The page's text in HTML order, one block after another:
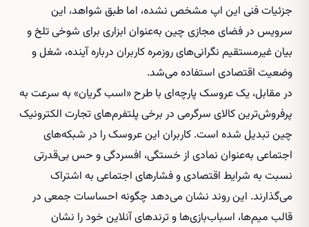
جزئیات فنی این اپ مشخص نشده، اما طبق شواهد، این
سرویس در فضای مجازی چین به‌عنوان ابزاری برای شوخی تلخ و
بیان غیرمستقیم نگرانی‌های روزمره کاربران درباره آینده، شغل و
وضعیت اقتصادی استفاده می‌شد.
در مقابل، یک عروسک پارچه‌ای با طرح «اسب گریان» به سرعت به
پرفروش‌ترین کالای سرگرمی در برخی پلتفرم‌های تجارت الکترونیک
چین تبدیل شده است. کاربران این عروسک را در شبکه‌های
اجتماعی به‌عنوان نمادی از خستگی، افسردگی و حس بی‌قدرتی
نسبت به شرایط اقتصادی و فشارهای اجتماعی به اشتراک
می‌گذارند. این روند نشان می‌دهد چگونه احساسات جمعی در
قالب میم‌ها، اسباب‌بازی‌ها و ترندهای آنلاین خود را نشان